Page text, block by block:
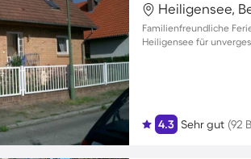
Heiligensee,
Familienfreundliche
Heiligensee für
4.3 Sehr gut (92